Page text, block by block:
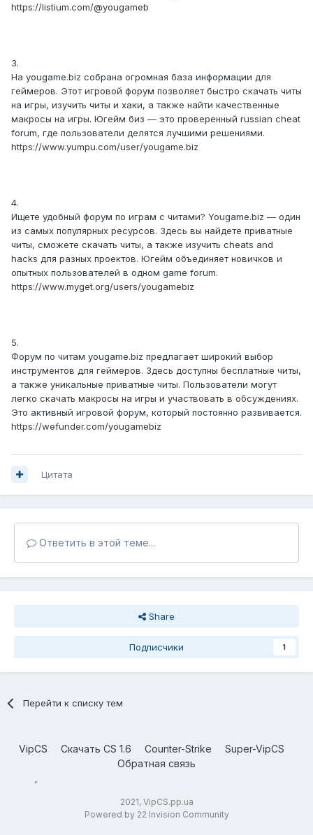
https://listium.com/@yougameb
3.
На yougame.biz собрана огромная база информации для
геймеров. Этот игровой форум позволяет быстро скачать читы
на игры, изучить читы и хаки, а также найти качественные
макросы на игры. Югейм биз — это проверенный russian cheat
forum, где пользователи делятся лучшими решениями.
https://www.yumpu.com/user/yougame.biz
4.
Ищете удобный форум по играм с читами? Yougame.biz — один
из самых популярных ресурсов. Здесь вы найдете приватные
читы, сможете скачать читы, а также изучить cheats and
hacks для разных проектов. Югейм объединяет новичков и
опытных пользователей в одном game forum.
https://www.myget.org/users/yougamebiz
5.
Форум по читам yougame.biz предлагает широкий выбор
инструментов для геймеров. Здесь доступны бесплатные читы,
а также уникальные приватные читы. Пользователи могут
легко скачать макросы на игры и участвовать в обсуждениях.
Это активный игровой форум, который постоянно развивается.
https://wefunder.com/yougamebiz
Цитата
Ответить в этой теме...
Share
Подписчики 1
Перейти к списку тем
VipCS Скачать CS 1.6 Counter-Strike
Super-VipCS
Обратная связь
2021, VipCS.pp.ua
Powered by 22 Invision Community